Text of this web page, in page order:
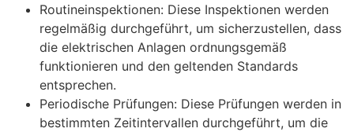
Routineinspektionen: Diese Inspektionen werden
regelmäßig durchgeführt, um sicherzustellen, dass
die elektrischen Anlagen ordnungsgemäß
funktionieren und den geltenden Standards
entsprechen.
Periodische Prüfungen: Diese Prüfungen werden in
bestimmten Zeitintervallen durchgeführt, um die